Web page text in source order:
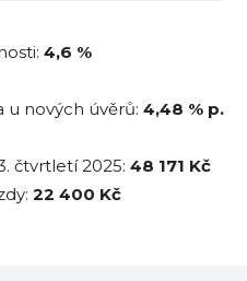
4,6 %
u nových úvěrů: 4,48 % p.
čtvrtletí 2025: 48 171 Kč
22 400 Kč